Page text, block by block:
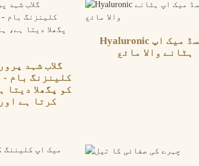
گلاب شہد
کلینزنگ بام -
کو پگھلا دیتا
کرتا ہے
Hyaluronic ایسڈ میک اپ
ہٹانے والا مائع